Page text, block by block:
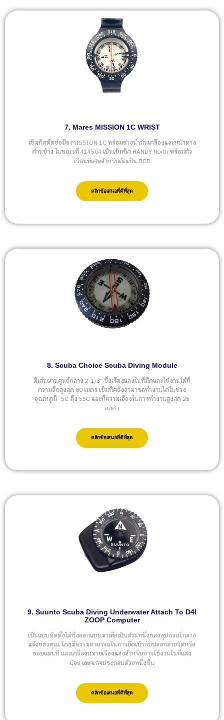
7. Mares MISSION 1C WRIST
เข็มทิศติดข้อมือ MISSION 1C พร้อมอ่างน้ำมันเครื่องและหน้าต่าง
ด้านข้าง ในขณะที่ 414504 เป็นเข็มทิศ HANDY North พร้อมตัว
เรือนพิเศษสำหรับตัดเป็น BCD
คลิกข้อเสนอที่ดีที่สุด
8. Scuba Choice Scuba Diving Module
มีเส้นผ่านศูนย์กลาง 2-1/3" ซึ่งเรืองแสงในที่มืดและใช้งานได้ที่
ความลึกสูงสุด 80 เมตร เข็มทิศยังสามารถทำงานได้ในช่วง
อุณหภูมิ -5C ถึง 55C และที่ความเอียงในการทำงานสูงสุด 25
องศา
คลิกข้อเสนอที่ดีที่สุด
9. Suunto Scuba Diving Underwater Attach To D4I
ZOOP Computer
เป็นแบบติดตั้งได้ซึ่งออกแบบมาเพื่อเป็นส่วนหนึ่งของอุปกรณ์กลาง
แจ้งของคุณ โดยมีความสามารถในการยึดเข้ากับปลอกสายรัดหรือ
ขอบแผนที่ และเครื่องหมายเรืองแสงสำหรับการใช้งานในที่แสง
น้อย แพคเกจประกอบด้วยหนึ่งชิ้น
คลิกข้อเสนอที่ดีที่สุด